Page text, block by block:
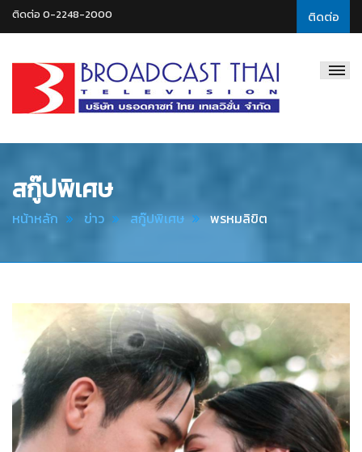
ติดต่อ
ติดต่อ 0-2248-2000
Thai
สกู๊ปพิเศษ
หน้าหลัก ข่าว สกู๊ปพิเศษ พรหมลิขิต